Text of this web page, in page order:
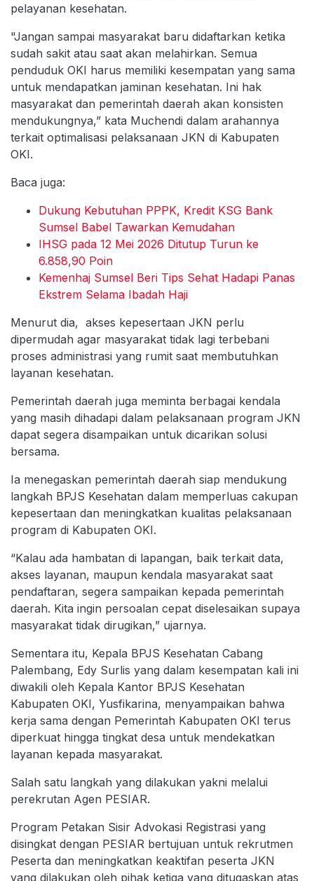
pelayanan kesehatan.
"Jangan sampai masyarakat baru didaftarkan ketika
sudah sakit atau saat akan melahirkan. Semua
penduduk OKI harus memiliki kesempatan yang sama
untuk mendapatkan jaminan kesehatan. Ini hak
masyarakat dan pemerintah daerah akan konsisten
mendukungnya,” kata Muchendi dalam arahannya
terkait optimalisasi pelaksanaan JKN di Kabupaten
OKI.
Baca juga:
Dukung Kebutuhan PPPK, Kredit KSG Bank
Sumsel Babel Tawarkan Kemudahan
IHSG pada 12 Mei 2026 Ditutup Turun ke
6.858,90 Poin
Kemenhaj Sumsel Beri Tips Sehat Hadapi Panas
Ekstrem Selama Ibadah Haji
Menurut dia, akses kepesertaan JKN perlu
dipermudah agar masyarakat tidak lagi terbebani
proses administrasi yang rumit saat membutuhkan
layanan kesehatan.
Pemerintah daerah juga meminta berbagai kendala
yang masih dihadapi dalam pelaksanaan program JKN
dapat segera disampaikan untuk dicarikan solusi
bersama.
Ia menegaskan pemerintah daerah siap mendukung
langkah BPJS Kesehatan dalam memperluas cakupan
kepesertaan dan meningkatkan kualitas pelaksanaan
program di Kabupaten OKI.
“Kalau ada hambatan di lapangan, baik terkait data,
akses layanan, maupun kendala masyarakat saat
pendaftaran, segera sampaikan kepada pemerintah
daerah. Kita ingin persoalan cepat diselesaikan supaya
masyarakat tidak dirugikan,” ujarnya.
Sementara itu, Kepala BPJS Kesehatan Cabang
Palembang, Edy Surlis yang dalam kesempatan kali ini
diwakili oleh Kepala Kantor BPJS Kesehatan
Kabupaten OKI, Yusfikarina, menyampaikan bahwa
kerja sama dengan Pemerintah Kabupaten OKI terus
diperkuat hingga tingkat desa untuk mendekatkan
layanan kepada masyarakat.
Salah satu langkah yang dilakukan yakni melalui
perekrutan Agen PESIAR.
Program Petakan Sisir Advokasi Registrasi yang
disingkat dengan PESIAR bertujuan untuk rekrutmen
Peserta dan meningkatkan keaktifan peserta JKN
yang dilakukan oleh pihak ketiga yang ditugaskan atas